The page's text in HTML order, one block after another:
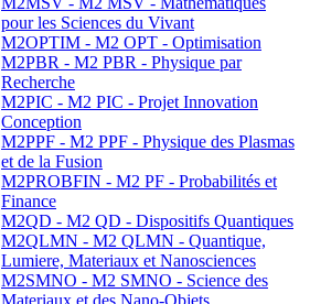
pour les Sciences du Vivant
M2OPTIM - M2 OPT - Optimisation
M2PBR - M2 PBR - Physique par
Recherche
M2PIC - M2 PIC - Projet Innovation
Conception
M2PPF - M2 PPF - Physique des Plasmas
et de la Fusion
M2PROBFIN - M2 PF - Probabilités et
Finance
M2QD - M2 QD - Dispositifs Quantiques
M2QLMN - M2 QLMN - Quantique,
Lumiere, Materiaux et Nanosciences
M2SMNO - M2 SMNO - Science des
Materiaux et des Nano-Objets